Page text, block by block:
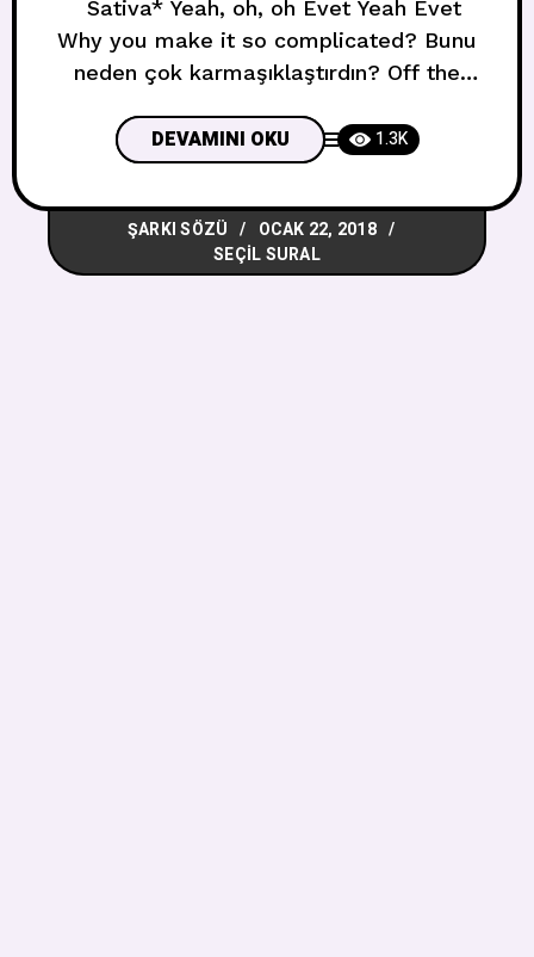
Sativa* Yeah, oh, oh Evet Yeah Evet
Why you make it so complicated? Bunu
neden çok karmaşıklaştırdın? Off the
konsantre oluyoruz I know you won’t
leave me hangin’ Biliyorum takılırken beni
bırakmayacaksın Smokin’ weed out the
container Konteynırın dışında ot içiyoruz
We spend cash for entertainment
DEVAMINI OKU 1.3K
ŞARKI SÖZÜ
OCAK 22, 2018
SEÇIL SURAL